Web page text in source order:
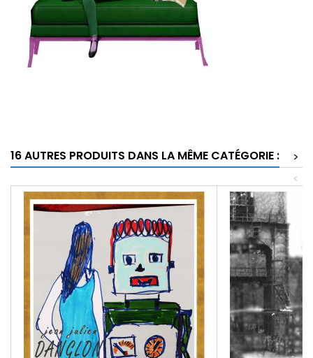
16 AUTRES PRODUITS DANS LA MÊME CATÉGORIE :
>
<